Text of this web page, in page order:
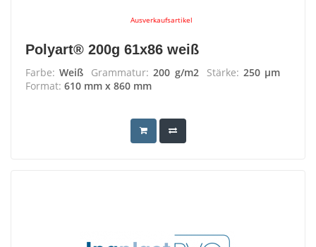
Ausverkaufsartikel
Polyart® 200g 61x86 weiß
Farbe:Weiß Grammatur:200 g/m2 Stärke: 250 µm
Format: 610 mm x 860 mm